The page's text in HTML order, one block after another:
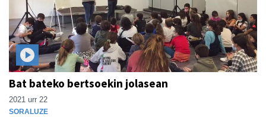
Bat bateko bertsoekin jolasean
2021 urr 22
SORALUZE